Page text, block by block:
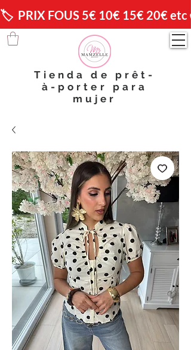
🏷️  PRIX FOUS 5€ 10€ 15€ 20€ etc
Tienda de prêt-
à-porter para
mujer